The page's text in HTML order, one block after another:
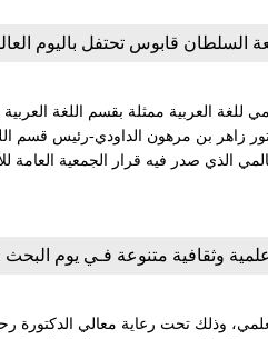
السلطان قابوس تحتفل باليوم
العربية ممثلة بقسم اللغة العربية
زاهر بن مرهون الداودي-رئيس قسم
الذي صدر فيه قرار الجمعية العامة
وثقافية متنوعة فـي يوم
وذلك تحت رعاية معالي الدكتورة